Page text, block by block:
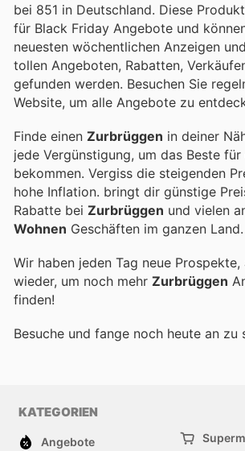
bei 851 in Deutschland. Diese
für Black Friday Angebote und
neuesten wöchentlichen Anzeigen
tollen Angeboten, Rabatten,
gefunden werden. Besuchen Sie
Website, um alle Angebote zu
Finde einen Zurbrüggen in deiner
jede Vergünstigung, um das Beste
bekommen. Vergiss die steigenden
hohe Inflation. bringt dir günstige
Rabatte bei Zurbrüggen und vielen
Wohnen Geschäften im ganzen Land.
Wir haben jeden Tag neue
wieder, um noch mehr Zurbrüggen
finden!
Besuche und fange noch heute an zu
KATEGORIEN
Angebote